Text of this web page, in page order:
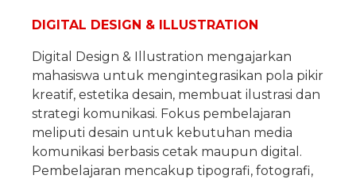
DIGITAL DESIGN & ILLUSTRATION
Digital Design & Illustration mengajarkan
mahasiswa untuk mengintegrasikan pola pikir
kreatif, estetika desain, membuat ilustrasi dan
strategi komunikasi. Fokus pembelajaran
meliputi desain untuk kebutuhan media
komunikasi berbasis cetak maupun digital.
Pembelajaran mencakup tipografi, fotografi,